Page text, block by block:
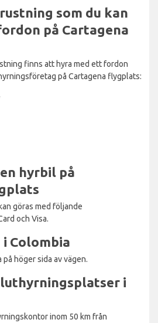
som du kan
på Cartagena
finns att hyra med ett fordon
på Cartagena flygplats:
hyrbil på
göras med följande
och Visa.
Colombia
höger sida av vägen.
i
inom 50 km från